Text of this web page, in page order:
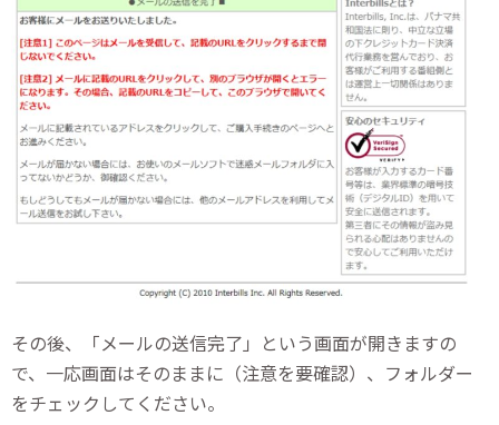
その後、「メールの送信完了」という画面が開きますの
で、一応画面はそのままに（注意を要確認）、フォルダー
をチェックしてください。